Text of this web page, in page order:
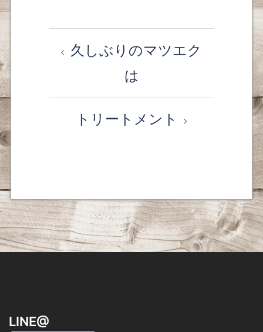
投
シ
ョ
ン
久しぶりのマツエク
は
トリートメント
LINE@